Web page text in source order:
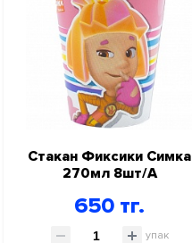
Стакан Фиксики Симка
270мл 8шт/A
650 тг.
упак